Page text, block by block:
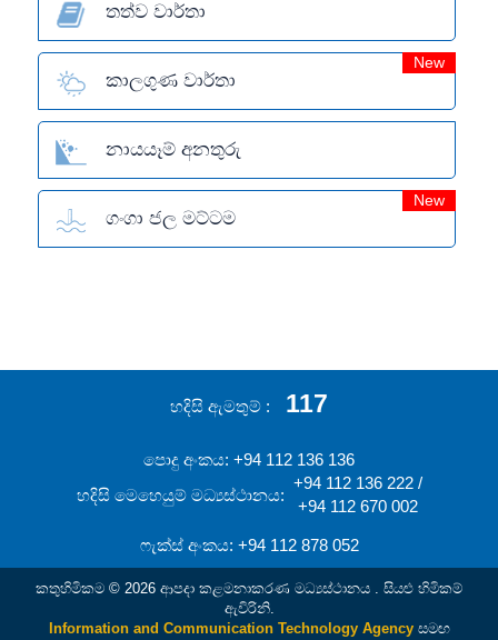
තත්ව වාර්තා
කාලගුණ වාර්තා
New
නායයෑම් අනතුරු
ගංගා ජල මට්ටම
New
හදිසි ඇමතුම් 117
පොදු අංකය: +94 112 136 136
හදිසි මෙහෙයුම් මධ්‍යස්ථානය:
+94 112 136 222 /
+94 112 670 002
ෆැක්ස් අංකය: +94 112 878 052
කතුහිමිකම © 2026 ආපදා කළමනාකරණ මධ්‍යස්ථානය . සියළු හිමිකම්
ඇවිරිනි.
Information and Communication Technology Agencyසමඟ